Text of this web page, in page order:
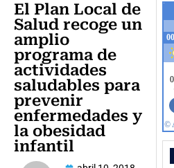
El Plan Local de
Salud recoge un
amplio
programa de
actividades
saludables para
prevenir
enfermedades y
la obesidad
infantil